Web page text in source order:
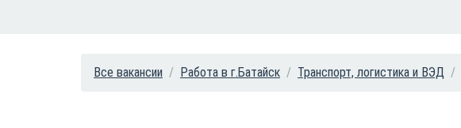
Все вакансии Работа в г.Батайск Транспорт, логистика и ВЭД